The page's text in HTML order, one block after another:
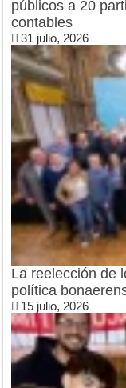
públicos a 20
contables
31 julio, 2026
La reelección de
política
15 julio, 2026